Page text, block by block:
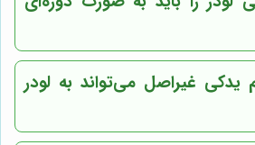
یدکی غیراصل می‌تواند به لودر